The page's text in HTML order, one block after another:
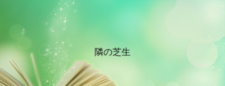
隣の芝生